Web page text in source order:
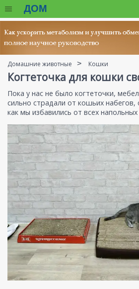
ДОМ
Домашние животные Кошки
Когтеточка для кошки
Пока у нас не было когтеточки,
сильно страдали от кошьих набегов,
как мы избавились от всех